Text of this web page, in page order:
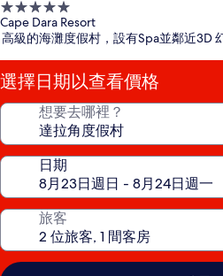
5.0
星
級
住
宿
Cape Dara Resort
高級的海灘度假村，設有Spa並鄰近3D
選擇日期以查看價格
想要去哪裡？
日期
旅客